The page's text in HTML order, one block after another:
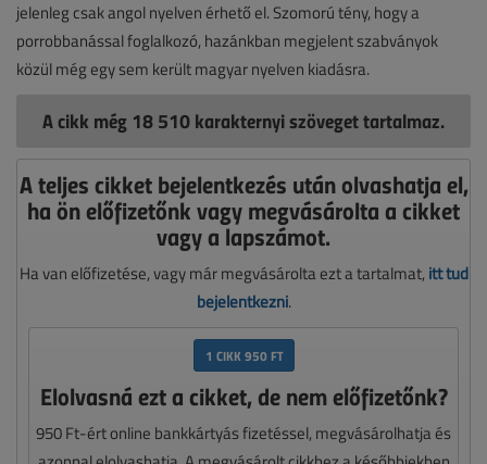
jelenleg csak angol nyelven érhető el. Szomorú tény, hogy a
porrobbanással foglalkozó, hazánkban megjelent szabványok
közül még egy sem került magyar nyelven kiadásra.
A cikk még 18 510 karakternyi szöveget tartalmaz.
A teljes cikket bejelentkezés után olvashatja el,
ha ön előfizetőnk vagy megvásárolta a cikket
vagy a lapszámot.
Ha van előfizetése, vagy már megvásárolta ezt a tartalmat, itt tud
bejelentkezni.
1 CIKK 950 FT
Elolvasná ezt a cikket, de nem előfizetőnk?
950 Ft-ért online bankkártyás fizetéssel, megvásárolhatja és